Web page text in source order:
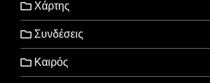
Χάρτης
Συνδέσεις
Καιρός